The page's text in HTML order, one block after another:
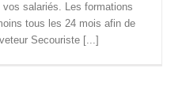
salariés. Les formations
tous les 24 mois afin de
Secouriste [...]